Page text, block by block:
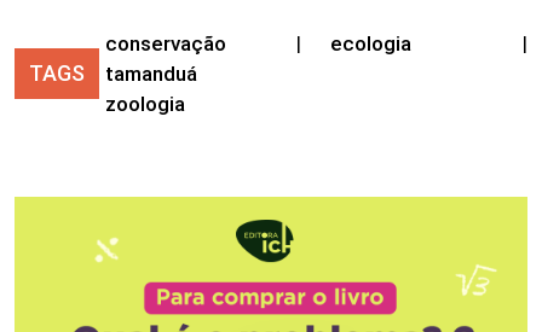
TAGS
conservação | ecologia
|
tamanduá
zoologia